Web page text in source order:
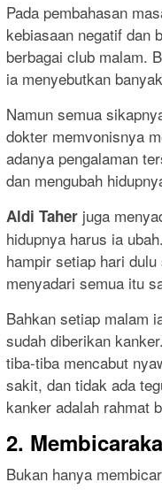
Pada pembahasan
kebiasaan negatif dan
berbagai club malam.
ia menyebutkan
Namun semua
dokter memvonisnya
adanya pengalaman
dan mengubah
Aldi Taher juga
hidupnya harus ia
hampir setiap hari
menyadari semua itu
Bahkan setiap malam
sudah diberikan
tiba-tiba mencabut
sakit, dan tidak ada
kanker adalah rahmat
2.
Bukan hanya